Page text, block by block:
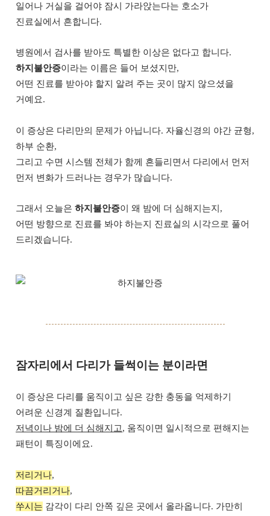
일어나 거실을 걸어야 잠시 가라앉는다는 호소가
진료실에서 흔합니다.
병원에서 검사를 받아도 특별한 이상은 없다고 합니다.
하지불안증이라는 이름은 들어 보셨지만,
어떤 진료를 받아야 할지 알려 주는 곳이 많지 않으셨을
거예요.
이 증상은 다리만의 문제가 아닙니다. 자율신경의 야간 균형,
하부 순환,
그리고 수면 시스템 전체가 함께 흔들리면서 다리에서 먼저
먼저 변화가 드러나는 경우가 많습니다.
그래서 오늘은 하지불안증이 왜 밤에 더 심해지는지,
어떤 방향으로 진료를 봐야 하는지 진료실의 시각으로 풀어
드리겠습니다.
잠자리에서 다리가 들썩이는 분이라면
이 증상은 다리를 움직이고 싶은 강한 충동을 억제하기
어려운 신경계 질환입니다.
저녁이나 밤에 더 심해지고, 움직이면 일시적으로 편해지는
패턴이 특징이에요.
저리거나,
따끔거리거나,
쑤시는 감각이 다리 안쪽 깊은 곳에서 올라옵니다. 가만히